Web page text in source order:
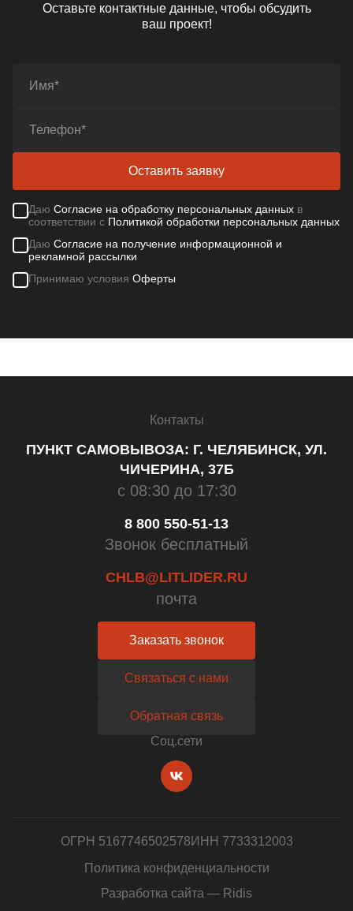
Оставьте контактные данные, чтобы обсудить
ваш проект!
Оставить заявку
Даю Согласие на обработку персональных данных в
соответствии с Политикой обработки персональных данных
Даю Согласие на получение информационной и
рекламной рассылки
Принимаю условия Оферты
Контакты
ПУНКТ САМОВЫВОЗА: Г. ЧЕЛЯБИНСК, УЛ.
ЧИЧЕРИНА, 37Б
с 08:30 до 17:30
8 800 550-51-13
Звонок бесплатный
CHLB@LITLIDER.RU
почта
Заказать звонок
Связаться с нами
Обратная связь
Cоц.сети
ОГРН 5167746502578ИНН 7733312003
Политика конфиденциальности
Разработка сайта — Ridis